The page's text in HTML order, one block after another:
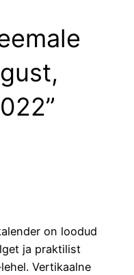
on loodud
ja praktilist
Vertikaalne